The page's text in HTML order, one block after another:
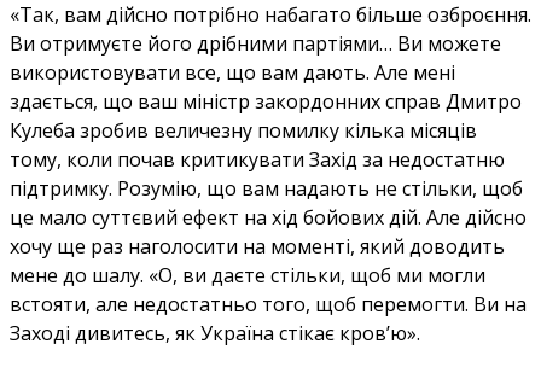
«Так, вам дійсно потрібно набагато більше озброєння.
Ви отримуєте його дрібними партіями… Ви можете
використовувати все, що вам дають. Але мені
здається, що ваш міністр закордонних справ Дмитро
Кулеба зробив величезну помилку кілька місяців
тому, коли почав критикувати Захід за недостатню
підтримку. Розумію, що вам надають не стільки, щоб
це мало суттєвий ефект на хід бойових дій. Але дійсно
хочу ще раз наголосити на моменті, який доводить
мене до шалу. «О, ви даєте стільки, щоб ми могли
встояти, але недостатньо того, щоб перемогти. Ви на
Заході дивитесь, як Україна стікає кров’ю».